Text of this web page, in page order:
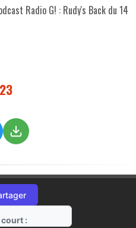
Radio G! : Rudy's Back du 14
court :